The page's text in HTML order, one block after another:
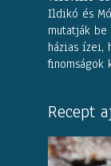
Ildikó és
mutatják
házias ízei,
finomságok
Recept